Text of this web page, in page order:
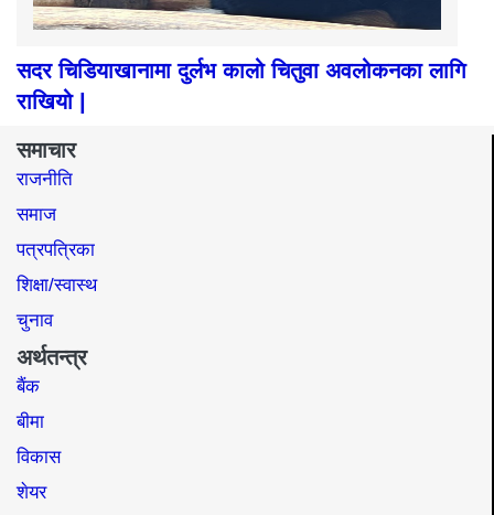
सदर चिडियाखानामा दुर्लभ कालो चितुवा अवलोकनका लागि
राखियो |
समाचार
राजनीति
समाज​
पत्रपत्रिका
शिक्षा/स्वास्थ
चुनाव
अर्थतन्त्र
बैंक
बीमा
विकास
शेयर